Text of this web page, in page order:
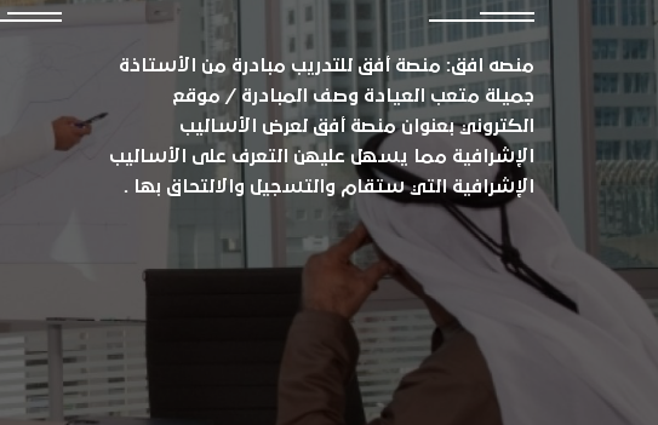
منصه افق: منصة أفق للتدريب مبادرة من الأستاذة
جميلة متعب العيادة وصف المبادرة / موقع
الكتروني بعنوان منصة أفق لعرض الأساليب
الإشرافية مما يسهل عليهن التعرف على الأساليب
الإشرافية التي ستقام والتسجيل والالتحاق بها .